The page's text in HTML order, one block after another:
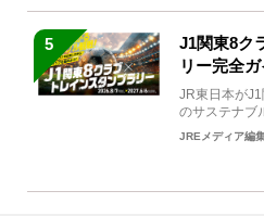
5
J1関東8ク
リー完全
JR東日本が
のサステナブ
クラブ×トレイ
JREメディア編